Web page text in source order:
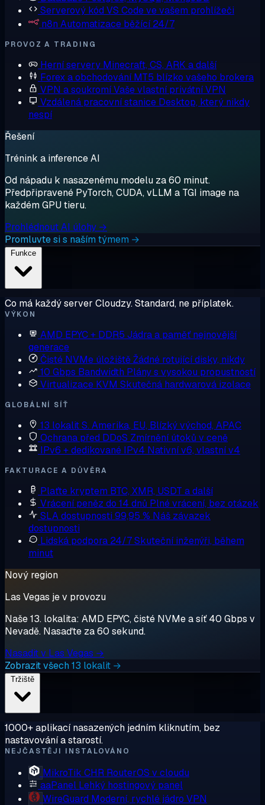
Serverový kód VS Code ve vašem prohlížeči
n8n Automatizace běžící 24/7
PROVOZ A TRADING
Herní servery Minecraft, CS, ARK a další
Forex a obchodování MT5 blízko vašeho brokera
VPN a soukromíVaše vlastní privátní VPN
Vzdálená pracovní stanice Desktop, který nikdy
nespí
Řešení
Trénink a inference AI
Od nápadu k nasazenému modelu za 60 minut.
Předpřipravené PyTorch, CUDA, vLLM a TGI image na
každém GPU tieru.
Prohlédnout AI úlohy →
Promluvte si s naším týmem →
Co má každý server Cloudzy. Standard, ne příplatek.
VÝKON
AMD EPYC + DDR5 Jádra a paměť nejnovější
generace
Čisté NVMe úložištěŽádné rotující disky, nikdy
10 Gbps Bandwidth Plány s vysokou propustností
Virtualizace KVM Skutečná hardwarová izolace
GLOBÁLNÍ SÍŤ
13 lokalitS. Amerika, EU, Blízký východ, APAC
Ochrana před DDoS Zmírnění útoků v ceně
IPv6 + dedikované IPv4 Nativní v6, vlastní v4
FAKTURACE A DŮVĚRA
Plaťte kryptem BTC, XMR, USDT a další
Vrácení peněz do 14 dnů Plné vrácení, bez otázek
SLA dostupnosti 99,95 % Náš závazek
dostupnosti
Lidská podpora 24/7Skuteční inženýři, během
minut
Nový region
Las Vegas je v provozu
Naše 13. lokalita: AMD EPYC, čisté NVMe a síť 40 Gbps v
Nevadě. Nasaďte za 60 sekund.
Nasadit v Las Vegas →
Zobrazit všech 13 lokalit →
1000+ aplikací nasazených jedním kliknutím, bez
nastavování a starostí.
NEJČASTĚJI INSTALOVÁNO
MikroTik CHR RouterOS v cloudu
aaPanel Lehký hostingový panel
WireGuard Moderní, rychlé jádro VPN